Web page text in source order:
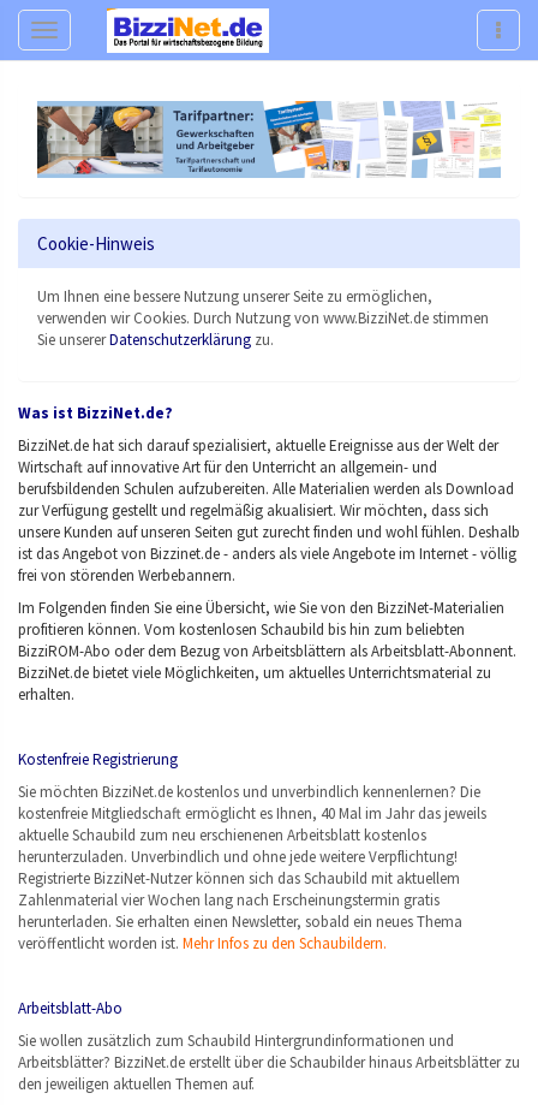
Navigation
Cookie-Hinweis
Um Ihnen eine bessere Nutzung unserer Seite zu ermöglichen,
verwenden wir Cookies. Durch Nutzung von www.BizziNet.de stimmen
Sie unsererDatenschutzerklärung zu.
Was ist BizziNet.de?
BizziNet.de hat sich darauf spezialisiert, aktuelle Ereignisse aus der Welt der
Wirtschaft auf innovative Art für den Unterricht an allgemein- und
berufsbildenden Schulen aufzubereiten. Alle Materialien werden als Download
zur Verfügung gestellt und regelmäßig akualisiert. Wir möchten, dass sich
unsere Kunden auf unseren Seiten gut zurecht finden und wohl fühlen. Deshalb
ist das Angebot von Bizzinet.de - anders als viele Angebote im Internet - völlig
frei von störenden Werbebannern.
Im Folgenden finden Sie eine Übersicht, wie Sie von den BizziNet-Materialien
profitieren können. Vom kostenlosen Schaubild bis hin zum beliebten
BizziROM-Abo oder dem Bezug von Arbeitsblättern als Arbeitsblatt-Abonnent.
BizziNet.de bietet viele Möglichkeiten, um aktuelles Unterrichtsmaterial zu
erhalten.
Kostenfreie Registrierung
Sie möchten BizziNet.de kostenlos und unverbindlich kennenlernen? Die
kostenfreie Mitgliedschaft ermöglicht es Ihnen, 40 Mal im Jahr das jeweils
aktuelle Schaubild zum neu erschienenen Arbeitsblatt kostenlos
herunterzuladen. Unverbindlich und ohne jede weitere Verpflichtung!
Registrierte BizziNet-Nutzer können sich das Schaubild mit aktuellem
Zahlenmaterial vier Wochen lang nach Erscheinungstermin gratis
herunterladen. Sie erhalten einen Newsletter, sobald ein neues Thema
veröffentlicht worden ist. Mehr Infos zu den Schaubildern.
Arbeitsblatt-Abo
Sie wollen zusätzlich zum Schaubild Hintergrundinformationen und
Arbeitsblätter? BizziNet.de erstellt über die Schaubilder hinaus Arbeitsblätter zu
den jeweiligen aktuellen Themen auf.